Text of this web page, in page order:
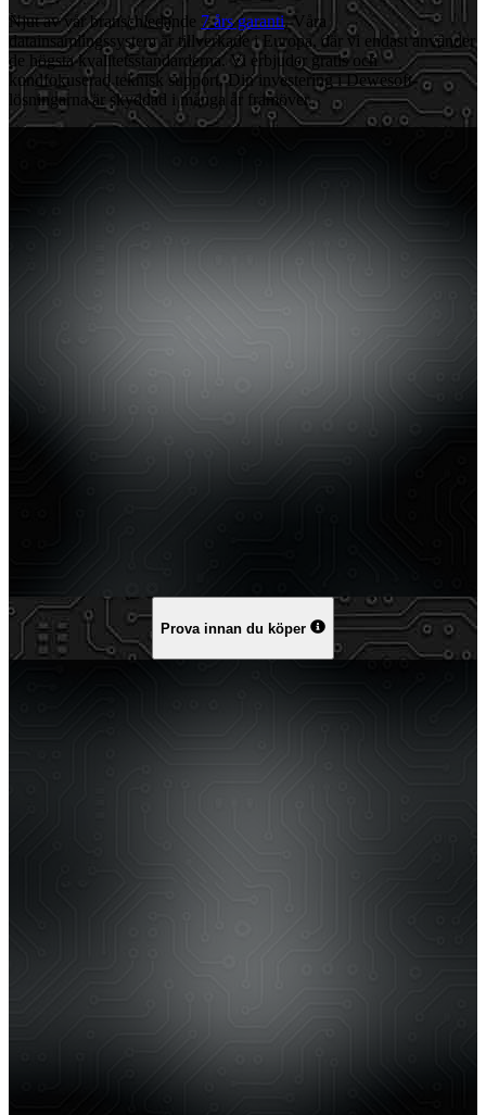
Njut av vår branschledande 7 års garanti. Våra
datainsamlingssystem är tillverkade i Europa, där vi endast använder
de högsta kvalitetsstandarderna. Vi erbjuder gratis och
kundfokuserad teknisk support. Din investering i Dewesoft-
lösningarna är skyddad i många år framöver.
Prova innan du köper